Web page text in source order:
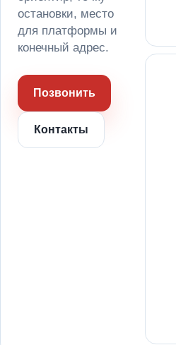
остановки, место
для платформы и
конечный адрес.
Позвонить
Контакты